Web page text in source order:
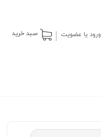
ورود یا عضویت سبد خرید